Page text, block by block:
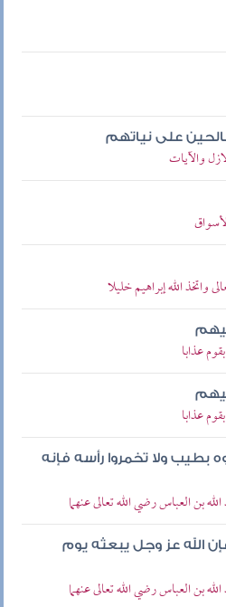
على نياتهم
والآيات
الله إبراهيم خليلا
عذابا
عذابا
بطيب ولا تخمروا رأسه فإنه
بن العباس رضي الله تعالى عنهما
الله عز وجل يبعثه يوم
بن العباس رضي الله تعالى عنهما